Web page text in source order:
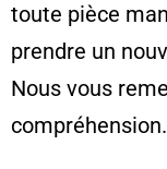
toute pièce
prendre un
Nous vous
compréhension.